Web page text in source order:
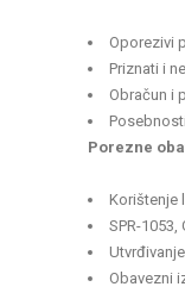
Oporezivi
Priznati i
Obračun i
Porezne
Korištenje
SPR-1053,
Obavezni